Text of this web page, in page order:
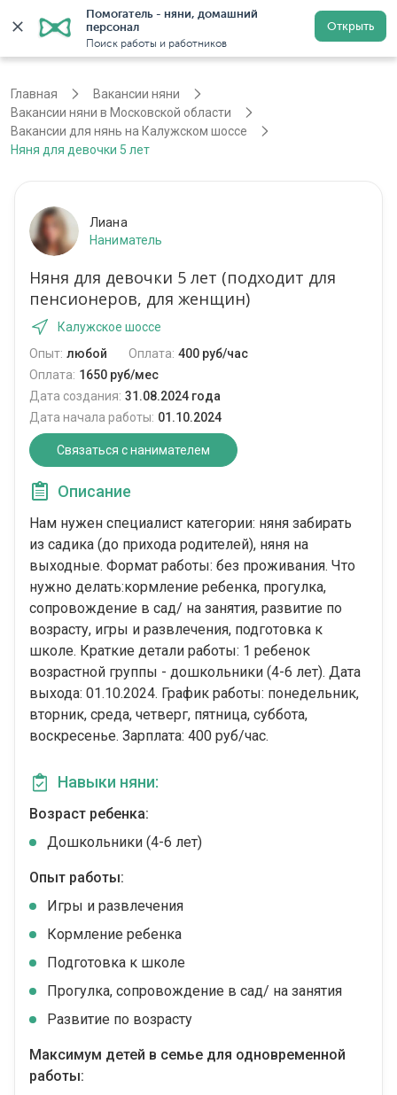
Помогатель - няни, домашний
персонал
Поиск работы и работников
Открыть
Регистрация
Главная
Вакансии няни
Вакансии няни в Московской области
Вакансии для нянь на Калужском шоссе
Няня для девочки 5 лет
Лиана
Наниматель
Няня для девочки 5 лет (подходит для
пенсионеров, для женщин)
Калужское шоссе
Опыт: любой Оплата: 400 руб/час
Оплата: 1650 руб/мес
Дата создания: 31.08.2024 года
Дата начала работы: 01.10.2024
Связаться с нанимателем
Описание
Нам нужен специалист категории: няня забирать
из садика (до прихода родителей), няня на
выходные. Формат работы: без проживания. Что
нужно делать:кормление ребенка, прогулка,
сопровождение в сад/ на занятия, развитие по
возрасту, игры и развлечения, подготовка к
школе. Краткие детали работы: 1 ребенок
возрастной группы - дошкольники (4-6 лет). Дата
выхода: 01.10.2024. График работы: понедельник,
вторник, среда, четверг, пятница, суббота,
воскресенье. Зарплата: 400 руб/час.
Навыки няни:
Возраст ребенка:
Дошкольники (4-6 лет)
Опыт работы:
Игры и развлечения
Кормление ребенка
Подготовка к школе
Прогулка, сопровождение в сад/ на занятия
Развитие по возрасту
Максимум детей в семье для одновременной
работы: